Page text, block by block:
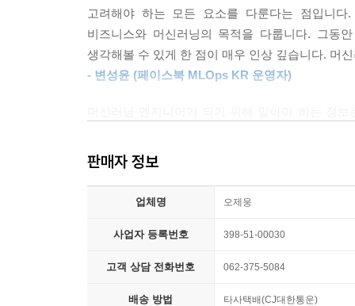
10.1 스토리지와 컴퓨팅
10.2 개발 환경
10.3 자원 관리
10.4 머신러닝 플랫폼
11장 머신러닝의 인간적 측면
11.1 사용자 경험
11.3 책임 있는 AI
[2장 머신러닝 시스템 설계 소개]
비즈니스 목적에 따라 시스템 요구 사항을 정하
머신러닝 프로젝트에서 사용하는 다양한 데이
프로세스 간에 데이터를 전달하는 다양한 모드를
[4장 훈련 데이터]
양질의 훈련 데이터를 얻는 기술을 살펴봅니다
생성할 때 흔히 맞닥뜨리는 문제를 논의합니다.
고려해야 하는 모든 요소를 다룬다는 점입니
비즈니스와 머신러닝의 목적을 다룹니다. 그동
생각해볼 수 있게 한 점이 매우 인상 깊습니다. 머
- 변성윤 (페이스북 MLOps KR 운영자)
책은 필수입니다.
- 로런스 모로니 (구글 AI 개발 지원 팀 리더)
칩의 지침서는 지금 당장 우리에게 필요한 책입
지도와 나침반이 되어줍니다. 빅테크를 비롯한 회사
됩니다.
- 야코포 탈리아부에 (코베오 AI 총괄)
판매자 정보
업체명 오제웅
사업자 등록번호 398-51-00030
고객 상담 전화번호 062-375-5084
배송 방법 타사택배(CJ대한통운)